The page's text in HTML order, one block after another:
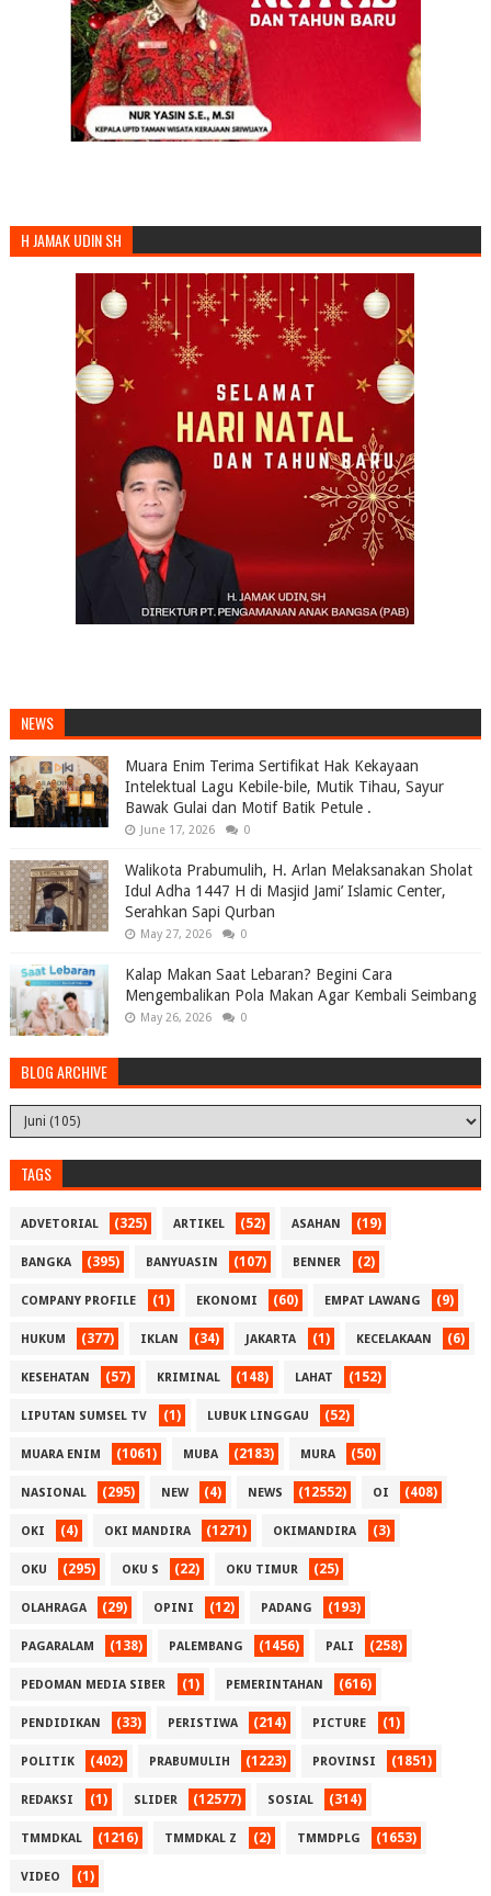
H JAMAK UDIN SH
NEWS
Muara Enim Terima Sertifikat Hak Kekayaan
Intelektual Lagu Kebile-bile, Mutik Tihau, Sayur
Bawak Gulai dan Motif Batik Petule .
June 17, 2026 0
Walikota Prabumulih, H. Arlan Melaksanakan Sholat
Idul Adha 1447 H di Masjid Jami’ Islamic Center,
Serahkan Sapi Qurban
May 27, 2026 0
Kalap Makan Saat Lebaran? Begini Cara
Mengembalikan Pola Makan Agar Kembali Seimbang
May 26, 2026 0
BLOG ARCHIVE
TAGS
ADVETORIAL (325) ARTIKEL (52) ASAHAN (19)
BANGKA (395) BANYUASIN (107) BENNER (2)
COMPANY PROFILE (1) EKONOMI (60) EMPAT LAWANG (9)
HUKUM (377) IKLAN (34) JAKARTA (1) KECELAKAAN (6)
KESEHATAN (57) KRIMINAL (148) LAHAT (152)
LIPUTAN SUMSEL TV (1) LUBUK LINGGAU (52)
MUARA ENIM (1061) MUBA (2183) MURA (50)
NASIONAL (295) NEW (4) NEWS (12552) OI (408)
OKI (4) OKI MANDIRA (1271) OKIMANDIRA (3)
OKU (295) OKU S (22) OKU TIMUR (25)
OLAHRAGA (29) OPINI (12) PADANG (193)
PAGARALAM (138) PALEMBANG (1456) PALI (258)
PEDOMAN MEDIA SIBER (1) PEMERINTAHAN (616)
PENDIDIKAN (33) PERISTIWA (214) PICTURE (1)
POLITIK (402) PRABUMULIH (1223) PROVINSI (1851)
REDAKSI (1) SLIDER (12577) SOSIAL (314)
TMMDKAL (1216) TMMDKAL Z (2) TMMDPLG (1653)
VIDEO (1)